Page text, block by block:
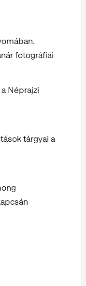
fotográfiái
Néprajzi
tárgyai a